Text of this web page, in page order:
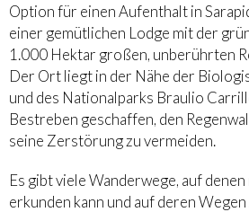
Option für einen Aufenthalt in
einer gemütlichen Lodge mit der
1.000 Hektar großen, unberührten
Der Ort liegt in der Nähe der
und des Nationalparks Braulio
Bestreben geschaffen, den
seine Zerstörung zu vermeiden.
Es gibt viele Wanderwege, auf denen
erkunden kann und auf deren